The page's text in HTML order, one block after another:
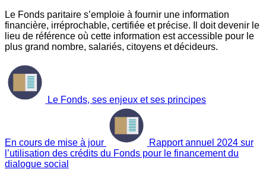
Le Fonds paritaire s’emploie à fournir une information
financière, irréprochable, certifiée et précise. Il doit devenir le
lieu de référence où cette information est accessible pour le
plus grand nombre, salariés, citoyens et décideurs.
Le Fonds, ses enjeux et ses principes
En cours de mise à jour
Rapport annuel 2024 sur
l’utilisation des crédits du Fonds pour le financement du
dialogue social